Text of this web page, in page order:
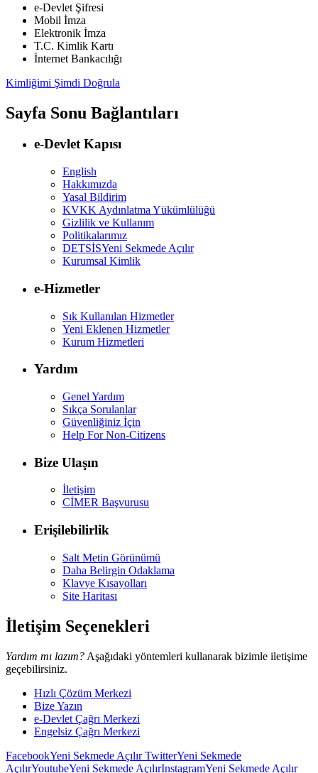
e-Devlet Şifresi
Mobil İmza
Elektronik İmza
T.C. Kimlik Kartı
İnternet Bankacılığı
Kimliğimi Şimdi Doğrula
Sayfa Sonu Bağlantıları
e-Devlet Kapısı
English
Hakkımızda
Yasal Bildirim
KVKK Aydınlatma Yükümlülüğü
Gizlilik ve Kullanım
Politikalarımız
DETSİSYeni Sekmede Açılır
Kurumsal Kimlik
e-Hizmetler
Sık Kullanılan Hizmetler
Yeni Eklenen Hizmetler
Kurum Hizmetleri
Yardım
Genel Yardım
Sıkça Sorulanlar
Güvenliğiniz İçin
Help For Non-Citizens
Bize Ulaşın
İletişim
CİMER Başvurusu
Erişilebilirlik
Salt Metin Görünümü
Daha Belirgin Odaklama
Klavye Kısayolları
Site Haritası
İletişim Seçenekleri
Yardım mı lazım? Aşağıdaki yöntemleri kullanarak bizimle iletişime
geçebilirsiniz.
Hızlı Çözüm Merkezi
Bize Yazın
e-Devlet Çağrı Merkezi
Engelsiz Çağrı Merkezi
FacebookYeni Sekmede AçılırTwitterYeni Sekmede
AçılırYoutubeYeni Sekmede AçılırInstagramYeni Sekmede Açılır